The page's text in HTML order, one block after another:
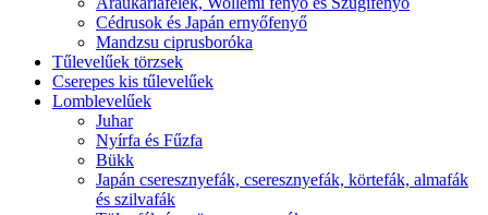
Cédrusok és Japán ernyőfenyő
Mandzsu ciprusboróka
Tűlevelűek törzsek
Cserepes kis tűlevelűek
Lomblevelűek
Juhar
Nyírfa és Fűzfa
Bükk
Japán cseresznyefák, cseresznyefák, körtefák, almafák
és szilvafák